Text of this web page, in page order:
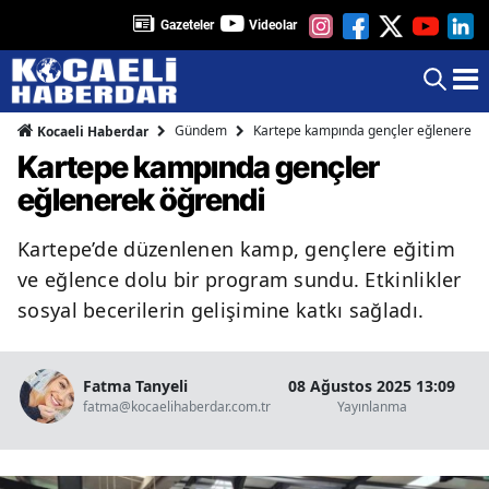
Gazeteler Videolar
Kocaeli Haberdar Gündem Kartepe kampında gençler eğlenerek
Kartepe kampında gençler
eğlenerek öğrendi
Kartepe’de düzenlenen kamp, gençlere eğitim
ve eğlence dolu bir program sundu. Etkinlikler
sosyal becerilerin gelişimine katkı sağladı.
Fatma Tanyeli
fatma@kocaelihaberdar.com.tr
08 Ağustos 2025 13:09
Yayınlanma